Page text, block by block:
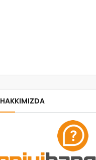
HAKKIMIZDA